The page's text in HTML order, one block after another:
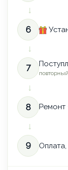
→
6
→
7
→
8 Ремонт
→
9